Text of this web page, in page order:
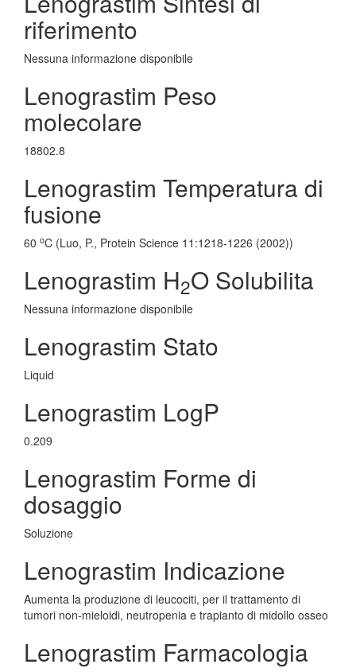
riferimento
Nessuna informazione disponibile
Lenograstim Peso
molecolare
18802.8
Lenograstim Temperatura di
fusione
60 oC (Luo, P., Protein Science 11:1218-1226 (2002))
Lenograstim H2O Solubilita
Nessuna informazione disponibile
Lenograstim Stato
Liquid
Lenograstim LogP
0.209
Lenograstim Forme di
dosaggio
Soluzione
Lenograstim Indicazione
Aumenta la produzione di leucociti, per il trattamento di
tumori non-mieloidi, neutropenia e trapianto di midollo osseo
Lenograstim Farmacologia